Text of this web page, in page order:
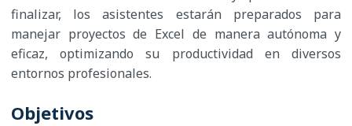
finalizar, los asistentes estarán preparados para
manejar proyectos de Excel de manera autónoma y
eficaz, optimizando su productividad en diversos
entornos profesionales.
Objetivos